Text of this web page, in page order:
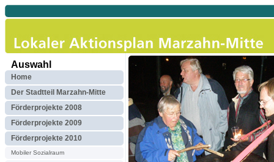
Auswahl
Home
Der Stadtteil Marzahn-Mitte
Förderprojekte 2008
Förderprojekte 2009
Förderprojekte 2010
Mobiler Sozialraum